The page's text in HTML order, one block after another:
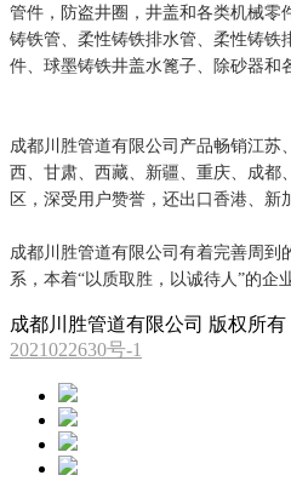
管件，防盗井圈，井盖和各类机械零
铸铁管、柔性铸铁排水管、柔性铸铁
件、球墨铸铁井盖水篦子、除砂器和
成都川胜管道有限公司产品畅销江苏
西、甘肃、西藏、新疆、重庆、成都
区，深受用户赞誉，还出口香港、新
成都川胜管道有限公司有着完善周到
系，本着“以质取胜，以诚待人”的企
成都川胜管道有限公司 版权所有
2021022630号-1